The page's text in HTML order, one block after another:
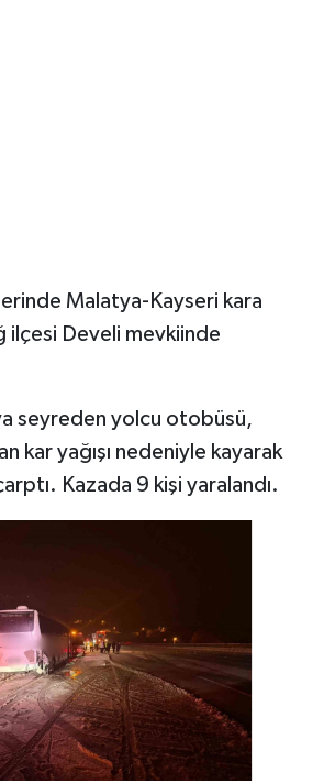
Malatya-Kayseri kara
ilçesi Develi mevkiinde
seyreden yolcu otobüsü,
kar yağışı nedeniyle kayarak
Kazada 9 kişi yaralandı.